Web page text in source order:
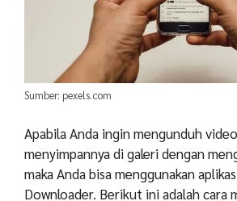
Sumber: pexels.com
Apabila Anda ingin mengunduh
menyimpannya di galeri dengan
maka Anda bisa menggunakan
Downloader. Berikut ini adalah cara